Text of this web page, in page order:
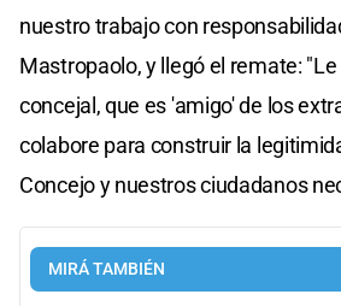
nuestro trabajo con
Mastropaolo, y llegó el remate:
concejal, que es 'amigo' de los
colabore para construir la
Concejo y nuestros ciudadanos
MIRÁ TAMBIÉN